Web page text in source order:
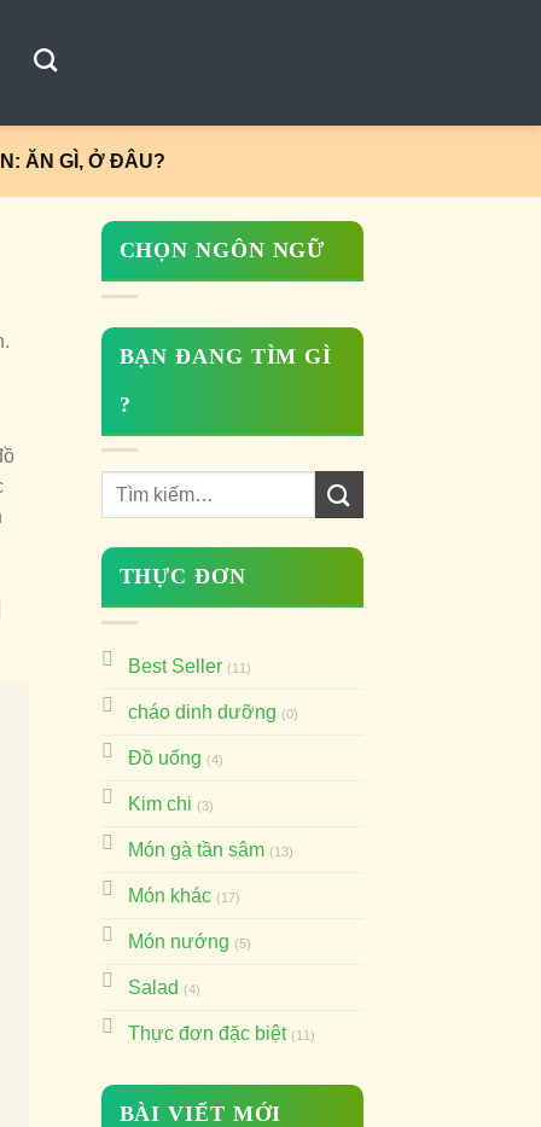
ĂN GÌ, Ở ĐÂU?
CHỌN NGÔN NGỮ
BẠN ĐANG TÌM GÌ
?
THỰC ĐƠN
Best Seller (11)
cháo dinh dưỡng (0)
Đồ uống (4)
Kim chi (3)
Món gà tần sâm (13)
Món khác (17)
Món nướng (5)
Salad (4)
Thực đơn đặc biệt (11)
BÀI VIẾT MỚI